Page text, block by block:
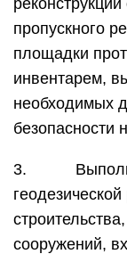
пропускного
площадки
инвентарем,
необходимых
безопасности
3.
сооружений,